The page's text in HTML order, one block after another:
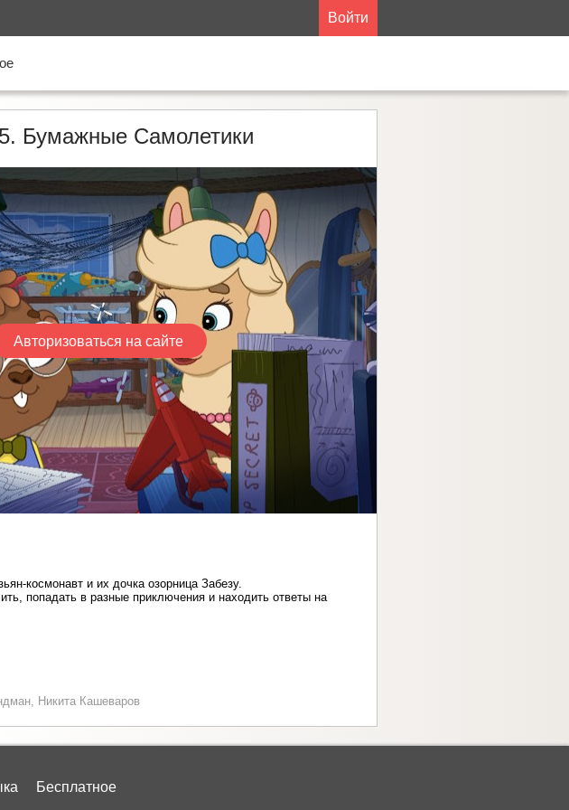
Войти
Бумажные Самолетики
Авторизоваться на сайте
космонавт и их дочка озорница Забезу.
попадать в разные приключения и находить ответы на
Никита Кашеваров
Бесплатное